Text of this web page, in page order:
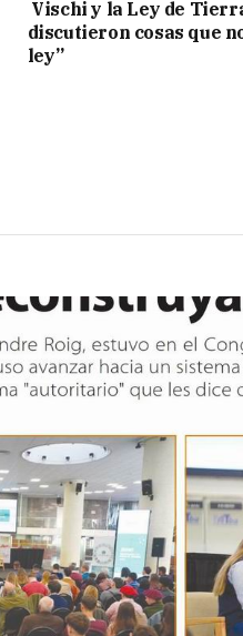
Vischi y la Ley de
discutieron cosas que
ley”